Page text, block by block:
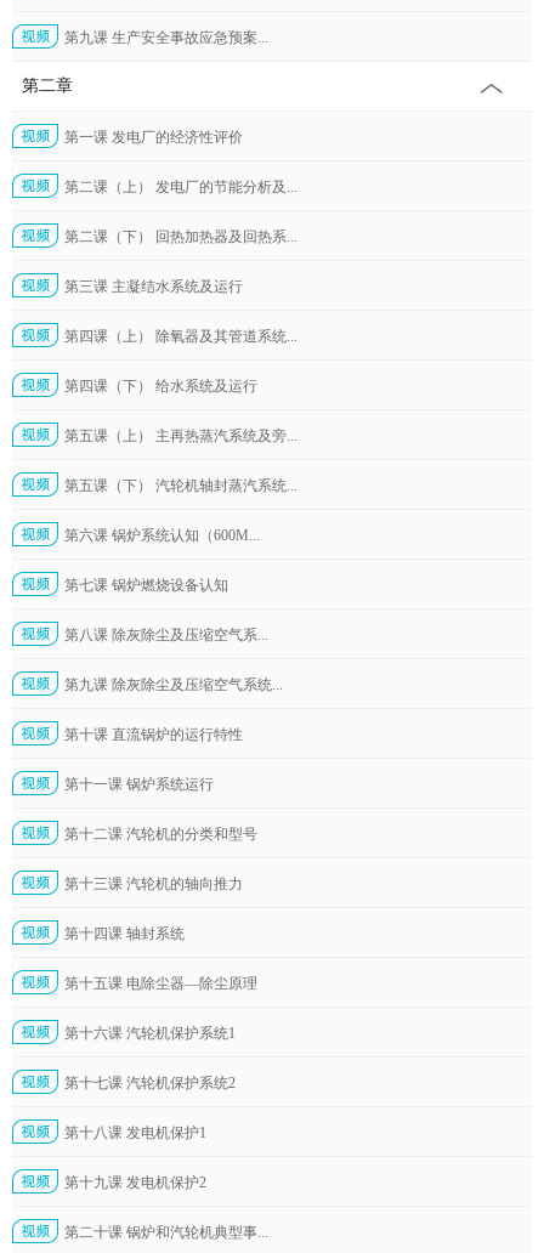
第九课 生产安全事故应急预案...
第二章
第一课 发电厂的经济性评价
第二课（上） 发电厂的节能分析及...
第二课（下） 回热加热器及回热系...
第三课 主凝结水系统及运行
第四课（上） 除氧器及其管道系统...
第四课（下） 给水系统及运行
第五课（上） 主再热蒸汽系统及旁...
第五课（下） 汽轮机轴封蒸汽系统...
第六课 锅炉系统认知（600M...
第七课 锅炉燃烧设备认知
第八课 除灰除尘及压缩空气系...
第九课 除灰除尘及压缩空气系统...
第十课 直流锅炉的运行特性
第十一课 锅炉系统运行
第十二课 汽轮机的分类和型号
第十三课 汽轮机的轴向推力
第十四课 轴封系统
第十五课 电除尘器—除尘原理
第十六课 汽轮机保护系统1
第十七课 汽轮机保护系统2
第十八课 发电机保护1
第十九课 发电机保护2
第二十课 锅炉和汽轮机典型事...